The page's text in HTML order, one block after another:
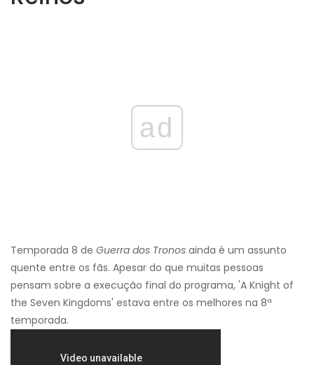
ad
Temporada 8 de Guerra dos Tronos ainda é um assunto
quente entre os fãs. Apesar do que muitas pessoas
pensam sobre a execução final do programa, 'A Knight of
the Seven Kingdoms' estava entre os melhores na 8ª
temporada.